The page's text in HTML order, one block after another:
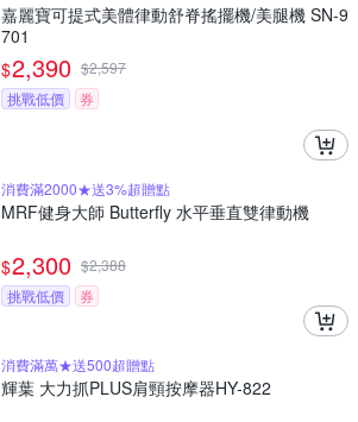
嘉麗寶可提式美體律動舒脊搖擺機/美腿機 SN-9
701
$2,390 $2,597
挑戰低價
券
消費滿2000★送3%超贈點
MRF健身大師 Butterfly ⽔平垂直雙律動機
$2,300 $2,388
挑戰低價
券
消費滿萬★送500超贈點
輝葉 大力抓PLUS肩頸按摩器HY-822